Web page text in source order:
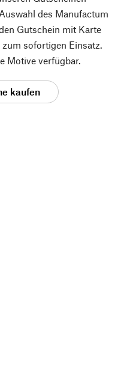
des Manufactum
Gutschein mit Karte
sofortigen Einsatz.
Motive verfügbar.
kaufen